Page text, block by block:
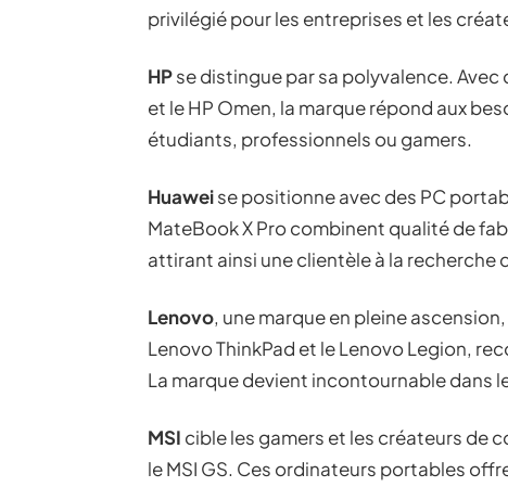
privilégié pour les entreprises et les
HPse distingue par sa polyvalence.
et le HP Omen, la marque répond aux
étudiants, professionnels ou gamers.
Huaweise positionne avec des PC
MateBook X Pro combinent qualité de
attirant ainsi une clientèle à la recherche
Lenovo, une marque en pleine
Lenovo ThinkPad et le Lenovo Legion,
La marque devient incontournable dans
MSI cible les gamers et les créateurs de
le MSI GS. Ces ordinateurs portables